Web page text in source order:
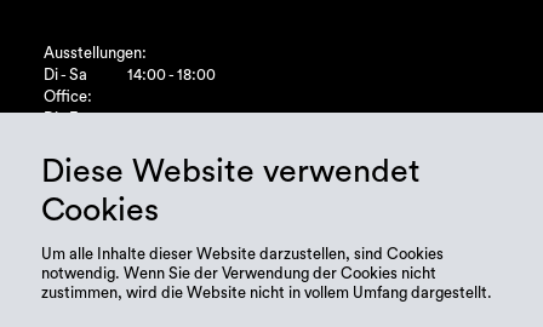
Ausstellungen:
Di - Sa
14:00 - 18:00
Office:
Diese Website verwendet
Cookies
Um alle Inhalte dieser Website darzustellen, sind Cookies
notwendig. Wenn Sie der Verwendung der Cookies nicht
zustimmen, wird die Website nicht in vollem Umfang dargestellt.